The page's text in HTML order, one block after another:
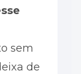
sem
de